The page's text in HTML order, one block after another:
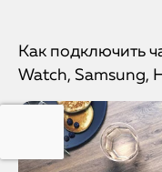
Как подключить
Watch, Samsung,